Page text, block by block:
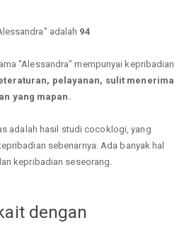
adalah 94
"Alessandra" mempunyai kepribadian
pelayanan, sulit menerima
yang mapan.
adalah hasil studi cocoklogi, yang
sebenarnya. Ada banyak hal
kepribadian seseorang.
dengan